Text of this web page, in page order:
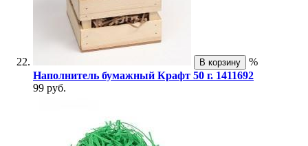
В корзину
%
Наполнитель бумажный Крафт 50 г. 1411692
99 руб.